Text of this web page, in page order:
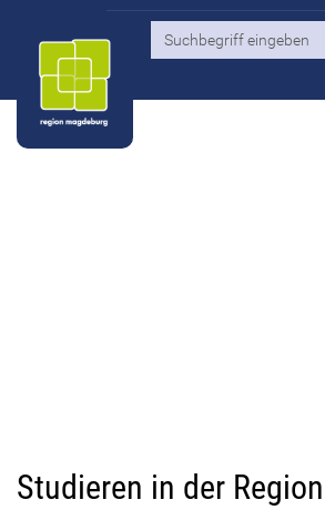
Studieren in der Region